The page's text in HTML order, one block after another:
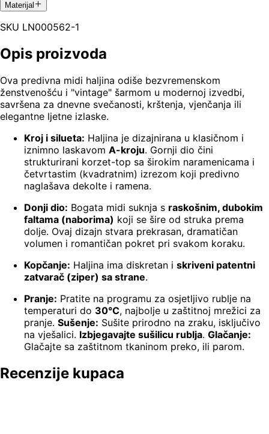
Materijal
SKU LN000562-1
Opis proizvoda
Ova predivna midi haljina odiše bezvremenskom
ženstvenošću i "vintage" šarmom u modernoj izvedbi,
savršena za dnevne svečanosti, krštenja, vjenčanja ili
elegantne ljetne izlaske.
Kroj i silueta: Haljina je dizajnirana u klasičnom i
iznimno laskavom A-kroju. Gornji dio čini
strukturirani korzet-top sa širokim naramenicama i
četvrtastim (kvadratnim) izrezom koji predivno
naglašava dekolte i ramena.
Donji dio: Bogata midi suknja s raskošnim, dubokim
faltama (naborima) koji se šire od struka prema
dolje. Ovaj dizajn stvara prekrasan, dramatičan
volumen i romantičan pokret pri svakom koraku.
Kopčanje: Haljina ima diskretan i skriveni patentni
zatvarač (ziper) sa strane.
Pranje: Pratite na programu za osjetljivo rublje na
temperaturi do 30°C, najbolje u zaštitnoj mrežici za
pranje. Sušenje: Sušite prirodno na zraku, isključivo
na vješalici. Izbjegavajte sušilicu rublja. Glačanje:
Glačajte sa zaštitnom tkaninom preko, ili parom.
Recenzije kupaca